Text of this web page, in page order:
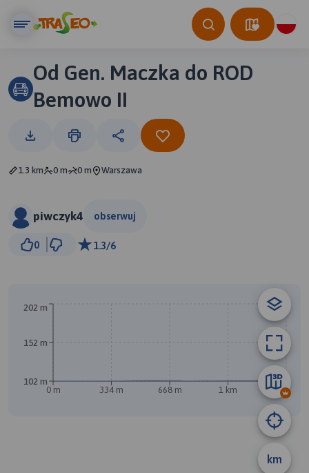
Od Gen. Maczka do ROD
Bemowo II
1.3 km 0 m 0 m Warszawa
piwczyk4 obserwuj
0 1.3/6
km
0 m 334 m 668 m 1 km 1.3 km
102 m
152 m
202 m